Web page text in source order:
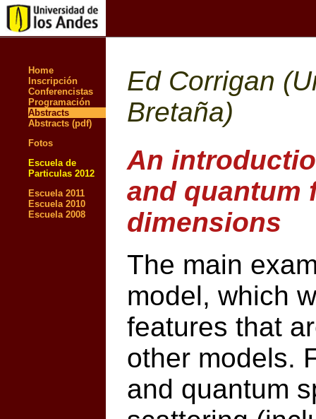
Home
Inscripción
Conferencistas
Programación
Abstracts
Abstracts (pdf)
Fotos
Escuela de
Particulas 2012
Escuela 2011
Escuela 2010
Escuela 2008
Ed Corrigan
Bretaña)
An
and quantum
dimensions
The main
model, which
features that
other models.
and quantum